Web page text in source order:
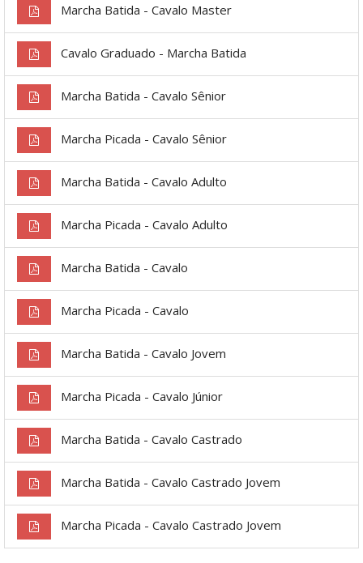
Marcha Batida - Cavalo Master
Cavalo Graduado - Marcha Batida
Marcha Batida - Cavalo Sênior
Marcha Picada - Cavalo Sênior
Marcha Batida - Cavalo Adulto
Marcha Picada - Cavalo Adulto
Marcha Batida - Cavalo
Marcha Picada - Cavalo
Marcha Batida - Cavalo Jovem
Marcha Picada - Cavalo Júnior
Marcha Batida - Cavalo Castrado
Marcha Batida - Cavalo Castrado Jovem
Marcha Picada - Cavalo Castrado Jovem